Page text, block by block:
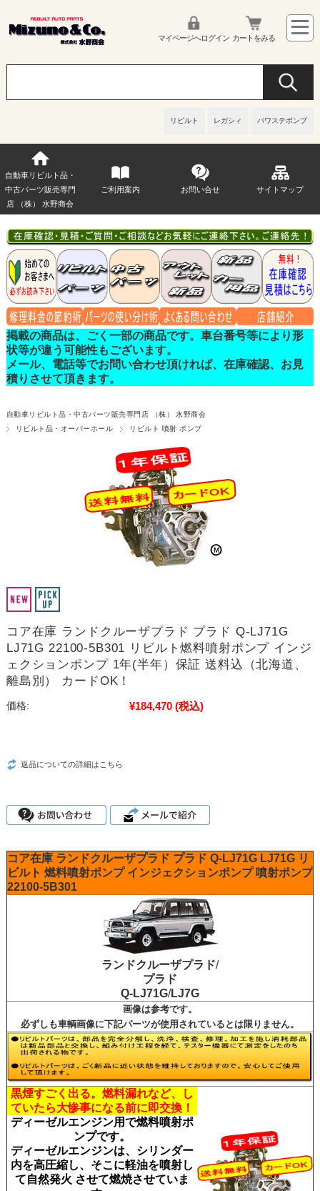
リビルト レガシィ パワステポンプ
マイページへログイン カートをみる
自動車リビルト品・
中古パーツ販売専門
店 （株） 水野商会
ご利用案内 お問い合せ サイトマップ
掲載の商品は、ごく一部の商品です。車台番号等により形
状等が違う可能性もございます。
メール、電話等でお問い合わせ頂ければ、在庫確認、お見
積りさせて頂きます。
自動車リビルト品・中古パーツ販売専門店 （株） 水野商会
リビルト品・オーバーホール
リビルト 噴射 ポンプ
コア在庫 ランドクルーザプラド プラド Q-LJ71G
LJ71G 22100-5B301 リビルト燃料噴射ポンプ インジ
ェクションポンプ 1年(半年）保証 送料込（北海道、
離島別） カードOK！
価格: ¥184,470 (税込)
返品についての詳細はこちら
コア在庫 ランドクルーザプラド プラド Q-LJ71G LJ71G リ
ビルト 燃料噴射ポンプ インジェクションポンプ 噴射ポンプ
22100-5B301
ランドクルーザプラド/
プラド
Q-LJ71G/LJ7G
画像は参考です。
必ずしも車輌画像に下記パーツが使用されているとは限りません。
黒煙すごく出る。燃料漏れなど、し
ていたら大惨事になる前に即交換！
ディーゼルエンジン用で燃料噴射ポ
ンプです。
ディーゼルエンジンは、シリンダー
内を高圧縮し、そこに軽油を噴射し
て自然発火 させて燃焼させていま